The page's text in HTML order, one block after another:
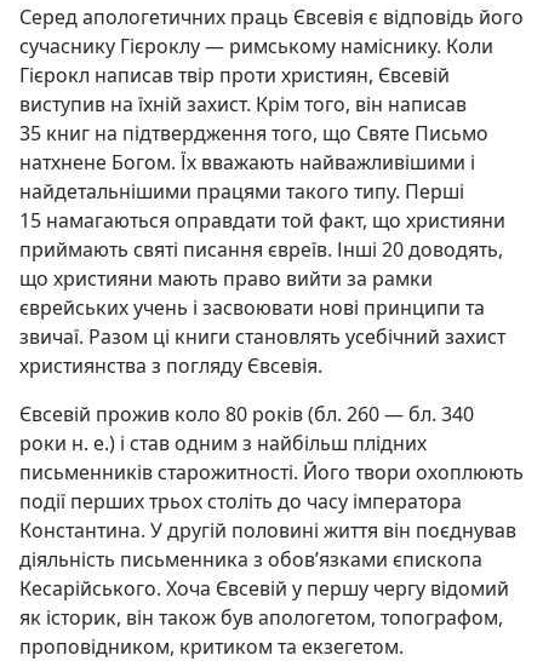
Серед апологетичних праць Євсевія є відповідь його
сучаснику Гієроклу — римському наміснику. Коли
Гієрокл написав твір проти християн, Євсевій
виступив на їхній захист. Крім того, він написав
35 книг на підтвердження того, що Святе Письмо
натхнене Богом. Їх вважають найважливішими і
найдетальнішими працями такого типу. Перші
15 намагаються оправдати той факт, що християни
приймають святі писання євреїв. Інші 20 доводять,
що християни мають право вийти за рамки
єврейських учень і засвоювати нові принципи та
звичаї. Разом ці книги становлять усебічний захист
християнства з погляду Євсевія.
Євсевій прожив коло 80 років (бл. 260 — бл. 340
роки н. е.) і став одним з найбільш плідних
письменників старожитності. Його твори охоплюють
події перших трьох століть до часу імператора
Константина. У другій половині життя він поєднував
діяльність письменника з обов’язками єпископа
Кесарійського. Хоча Євсевій у першу чергу відомий
як історик, він також був апологетом, топографом,
проповідником, критиком та екзегетом.